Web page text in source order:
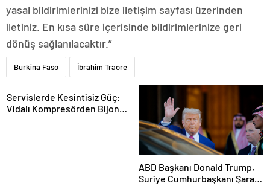
yasal bildirimlerinizi bize iletişim sayfası üzerinden
iletiniz. En kısa süre içerisinde bildirimlerinize geri
dönüş sağlanılacaktır.”
Burkina Faso İbrahim Traore
Servislerde Kesintisiz Güç:
Vidalı Kompresörden Bijon
ABD Başkanı Donald Trump,
Suriye Cumhurbaşkanı Şara